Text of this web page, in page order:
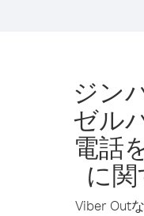
ジン
ゼル
電話
に
Viber Out